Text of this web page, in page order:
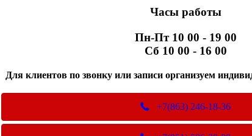
Часы работы
Пн-Пт 10 00 - 19 00
Сб 10 00 - 16 00
Для клиентов по звонку или записи организуем
+7(863) 246-18-36